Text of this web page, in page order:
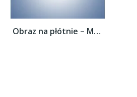
Obraz na płótnie – Mostek z drewnianych...